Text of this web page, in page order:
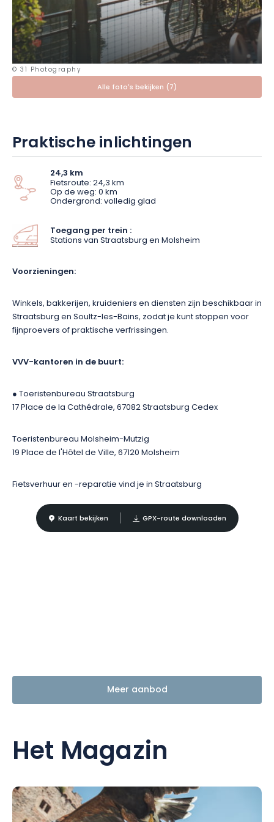
van de wijngaarden gaat ontdekken. Of je nu met het gezin,
met z'n tweeën of alleen fietst, elke pedaalslag is een
uitnodiging om te wandelen.
© 31 Photography
Alle foto's bekijken (7)
Praktische inlichtingen
24,3 km
Fietsroute: 24,3 km
Op de weg: 0 km
Ondergrond: volledig glad
Toegang per trein :
Stations van Straatsburg en Molsheim
Voorzieningen:
Winkels, bakkerijen, kruideniers en diensten zijn beschikbaar in
Straatsburg en Soultz-les-Bains, zodat je kunt stoppen voor
fijnproevers of praktische verfrissingen.
VVV-kantoren in de buurt:
● Toeristenbureau Straatsburg
17 Place de la Cathédrale, 67082 Straatsburg Cedex
Toeristenbureau Molsheim-Mutzig
19 Place de l'Hôtel de Ville, 67120 Molsheim
Fietsverhuur en -reparatie vind je in Straatsburg
Kaart bekijken GPX-route downloaden
Meer aanbod
Het Magazin